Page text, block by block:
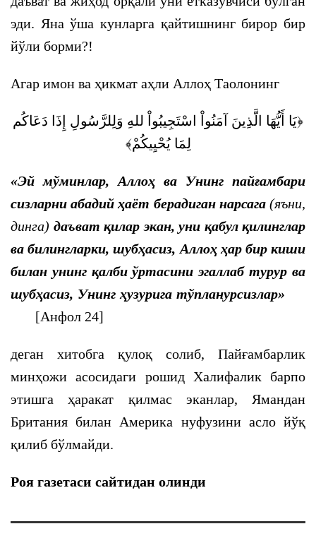
эди. Яна ўша кунларга қайтишнинг бирор бир
йўли борми?!
Агар имон ва ҳикмат аҳли Аллоҳ Таолонинг
﴿يَا أَيُّهَا الَّذِينَ آمَنُواْ اسْتَجِيبُواْ للهِ وَلِلرَّسُولِ إِذَا دَعَاكُم
لِمَا يُحْيِيكُمْ﴾
«Эй мўминлар, Аллоҳ ва Унинг пайғамбари
сизларни абадий ҳаёт берадиган нарсага (яъни,
динга) даъват қилар экан, уни қабул қилинглар
ва билингларки, шубҳасиз, Аллоҳ ҳар бир киши
билан унинг қалби ўртасини эгаллаб турур ва
шубҳасиз, Унинг ҳузурига тўпланурсизлар»
[Анфол 24]
деган хитобга қулоқ солиб, Пайғамбарлик
минҳожи асосидаги рошид Халифалик барпо
этишга ҳаракат қилмас эканлар, Ямандан
Британия билан Америка нуфузини асло йўқ
қилиб бўлмайди.
Роя газетаси сайтидан олинди